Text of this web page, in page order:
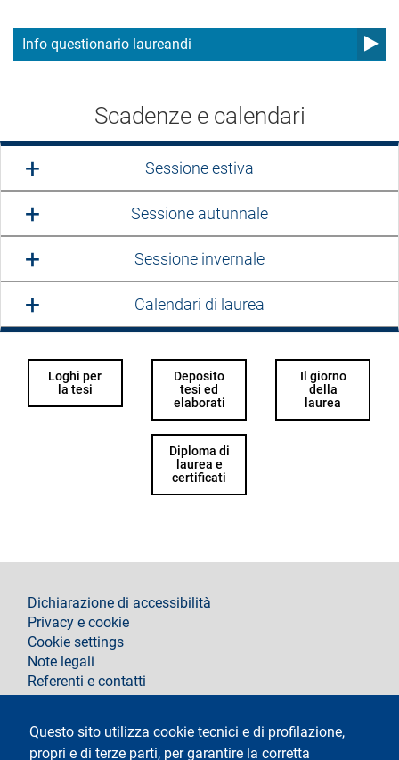
Info questionario laureandi
Scadenze e calendari
Sessione estiva
Sessione autunnale
Sessione invernale
Calendari di laurea
Loghi per
la tesi
Deposito
tesi ed
elaborati
Il giorno
della
laurea
Diploma di
laurea e
certificati
Questo sito utilizza cookie tecnici e di profilazione,
propri e di terze parti, per garantire la corretta
footer
Dichiarazione di accessibilità
Privacy e cookie
Cookie settings
Note legali
Referenti e contatti